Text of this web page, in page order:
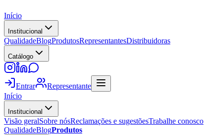
Início
Institucional
QualidadeBlogProdutosRepresentantesDistribuidoras
Catálogo
Entrar
Representante
Início
Institucional
Visão geralSobre nósReclamações e sugestõesTrabalhe conosco
QualidadeBlogProdutos